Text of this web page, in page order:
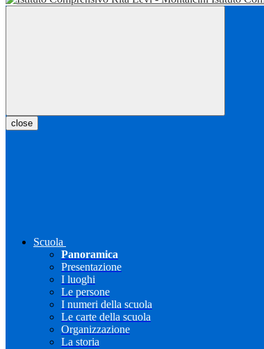
close
Scuola
Panoramica
Presentazione
I luoghi
Le persone
I numeri della scuola
Le carte della scuola
Organizzazione
La storia